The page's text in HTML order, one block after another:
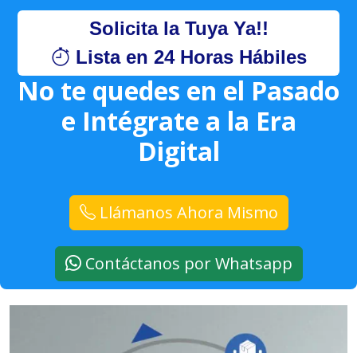
Solicita la Tuya Ya!!
Lista en 24 Horas Hábiles
No te quedes en el Pasado
e Intégrate a la Era
Digital
Llámanos Ahora Mismo
Contáctanos por Whatsapp